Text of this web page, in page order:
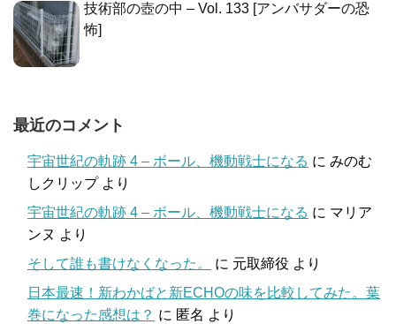
技術部の壺の中 – Vol. 133 [アンバサダーの恐
怖]
最近のコメント
宇宙世紀の軌跡 4 – ボール、機動戦士になる に みのむ
しクリップより
宇宙世紀の軌跡 4 – ボール、機動戦士になる に マリア
ンヌ より
そして誰も書けなくなった。
に 元取締役 より
日本最速！新わかばと新ECHOの味を比較してみた。葉
巻になった感想は？ に 匿名 より